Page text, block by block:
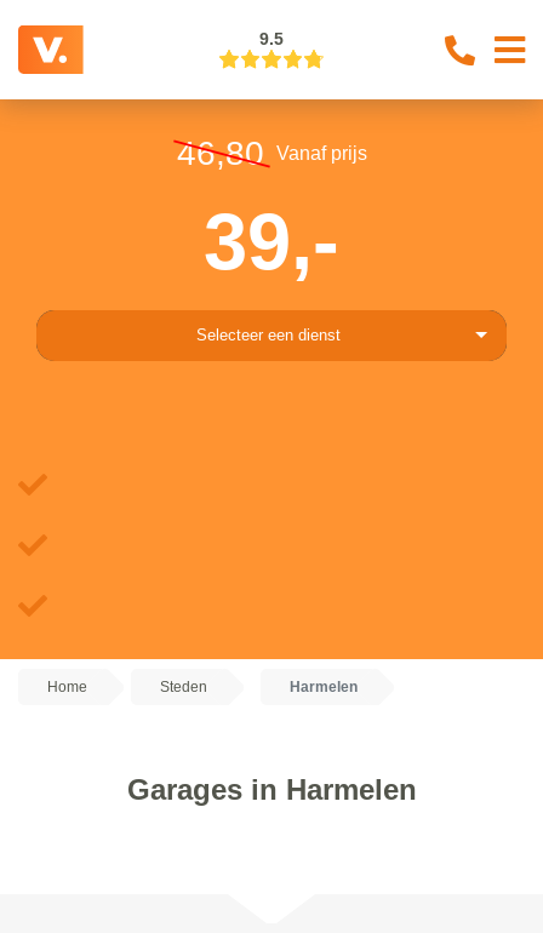
9.5
46,80 Vanaf prijs
39,-
Selecteer een dienst
Home Steden Harmelen
Garages in Harmelen